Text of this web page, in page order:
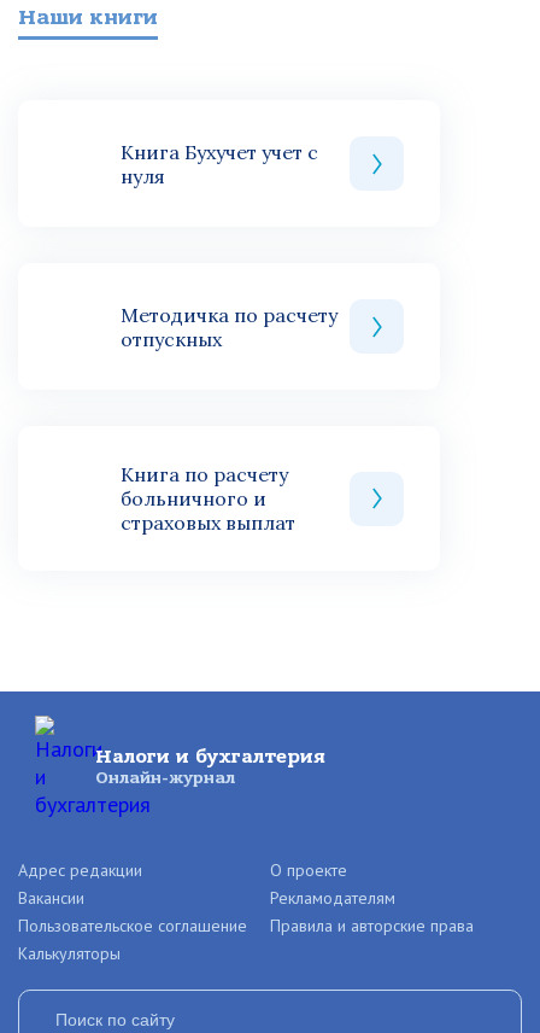
Наши книги
Книга Бухучет учет с
нуля
Методичка по расчету
отпускных
Книга по расчету
больничного и
страховых выплат
Налоги и бухгалтерия
Онлайн-журнал
Адрес редакции
О проекте
Вакансии
Рекламодателям
Пользовательское соглашение
Правила и авторские права
Калькуляторы